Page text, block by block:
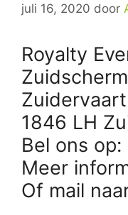
juli 16, 2020 door
Royalty
Zuidervaart
1846 LH
Bel ons
Meer
Of mail